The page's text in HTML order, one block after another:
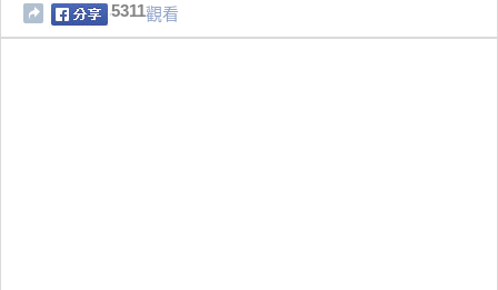
5311觀看